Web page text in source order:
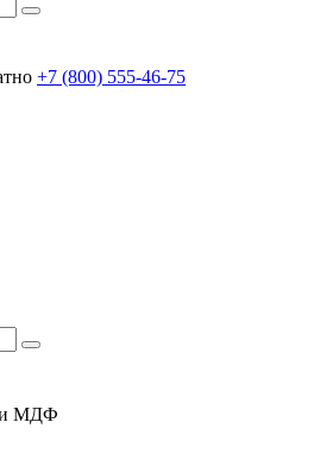
+7 (800) 555-46-75
и МДФ